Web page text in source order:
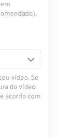
vídeo. Se
do vídeo
acordo com